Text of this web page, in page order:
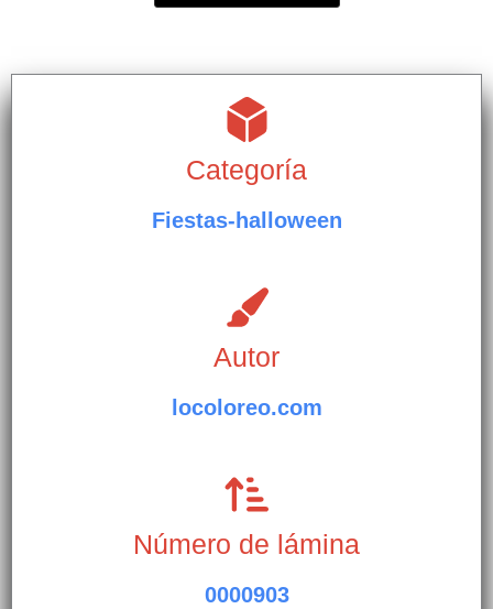
Categoría
Fiestas-halloween
Autor
locoloreo.com
Número de lámina
0000903